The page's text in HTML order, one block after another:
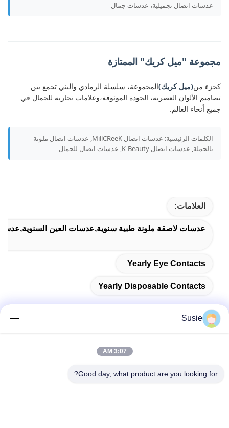
عدسات اتصال تجميلية، عدسات جمال
مجموعة "ميل كريك" الممتازة
كجزء من(ميل كريك)المجموعة، سلسلة الرمادي والبني تجمع بين
تصاميم الألوان العصرية، الجودة الموثوقة،وعلامات تجارية للجمال في
جميع أنحاء العالم.
الكلمات الرئيسية: عدسات اتصال MillCReeK, عدسات اتصال ملونة
بالجملة, عدسات اتصال K-Beauty, عدسات اتصال للجمال
العلامات:
عدسات لاصقة ملونة طبية سنوية,عدسات العين
Yearly Eye Contacts
Yearly Disposable Contacts
العنوان
Susie
3:07 AM
Good day, what product are you looking for?